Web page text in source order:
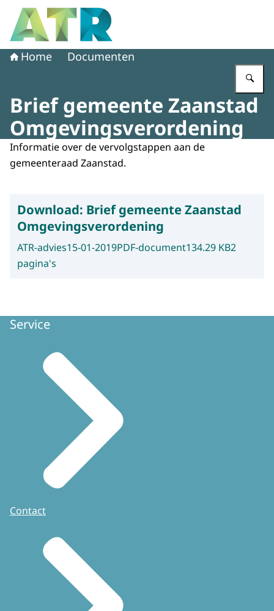
Naar de homepage van Adviescollege toetsing regeldruk
Home Documenten
Brief gemeente Zaanstad
Omgevingsverordening
Informatie over de vervolgstappen aan de
gemeenteraad Zaanstad.
Download: Brief gemeente Zaanstad
Omgevingsverordening
ATR-advies15-01-2019PDF-document134.29 KB2
pagina's
Service
Contact